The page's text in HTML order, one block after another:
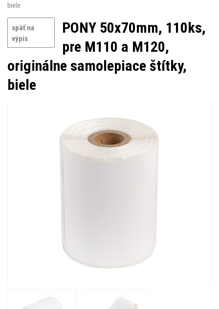
biele
späť na
výpis
PONY 50x70mm, 110ks,
pre M110 a M120,
originálne samolepiace štítky,
biele